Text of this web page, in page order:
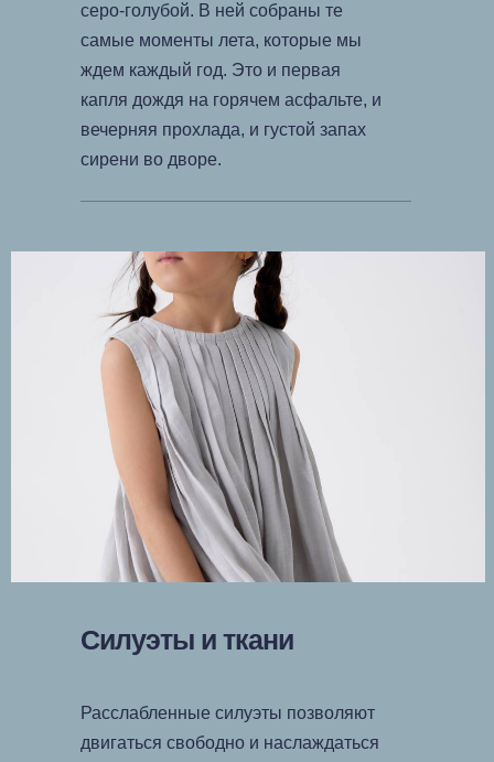
серо-голубой. В ней собраны те
самые моменты лета, которые мы
ждем каждый год. Это и первая
капля дождя на горячем асфальте, и
вечерняя прохлада, и густой запах
сирени во дворе.
Силуэты и ткани
Расслабленные силуэты позволяют
двигаться свободно и наслаждаться